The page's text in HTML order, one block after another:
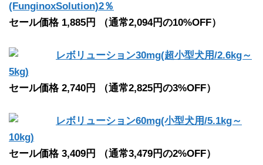
(FunginoxSolution)2％
セール価格 1,885円 （通常2,094円の10%OFF）
レボリューション30mg(超小型犬用/2.6kg～
5kg)
セール価格 2,740円 （通常2,825円の3%OFF）
レボリューション60mg(小型犬用/5.1kg～
10kg)
セール価格 3,409円 （通常3,479円の2%OFF）